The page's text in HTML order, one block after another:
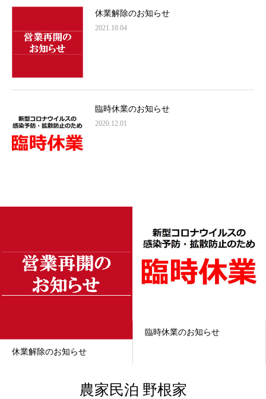
休業解除のお知らせ
2021.10.04
臨時休業のお知らせ
2020.12.01
休業解除のお知らせ
臨時休業のお知らせ
農家民泊 野根家